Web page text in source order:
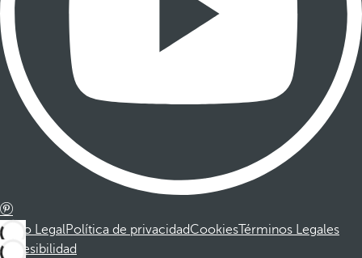
Aviso LegalPolítica de privacidadCookiesTérminos Legales
Accesibilidad